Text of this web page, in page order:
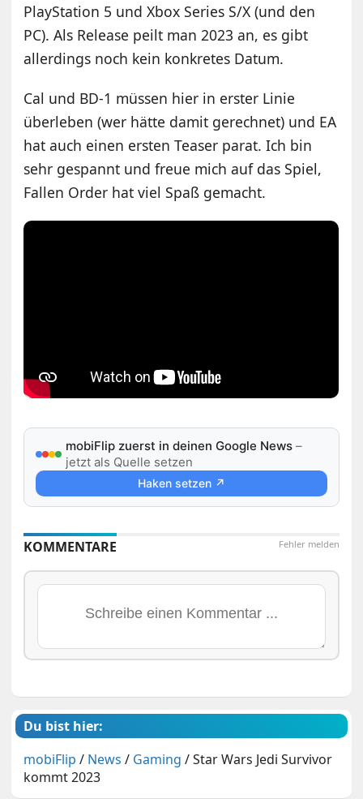
PlayStation 5 und Xbox Series S/X (und den
PC). Als Release peilt man 2023 an, es gibt
allerdings noch kein konkretes Datum.
Cal und BD-1 müssen hier in erster Linie
überleben (wer hätte damit gerechnet) und EA
hat auch einen ersten Teaser parat. Ich bin
sehr gespannt und freue mich auf das Spiel,
Fallen Order hat viel Spaß gemacht.
mobiFlip zuerst in deinen Google News –
jetzt als Quelle setzen
Haken setzen ↗
Fehler melden
KOMMENTARE
Du bist hier:
mobiFlip / News / Gaming /Star Wars Jedi Survivor
kommt 2023